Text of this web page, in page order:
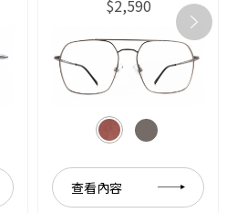
$2,590
查看內容